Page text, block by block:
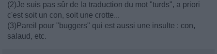
(2)Je suis pas sûr de la traduction du mot "turds", a priori
c'est soit un con, soit une crotte...
(3)Pareil pour "buggers" qui est aussi une insulte : con,
salaud, etc.